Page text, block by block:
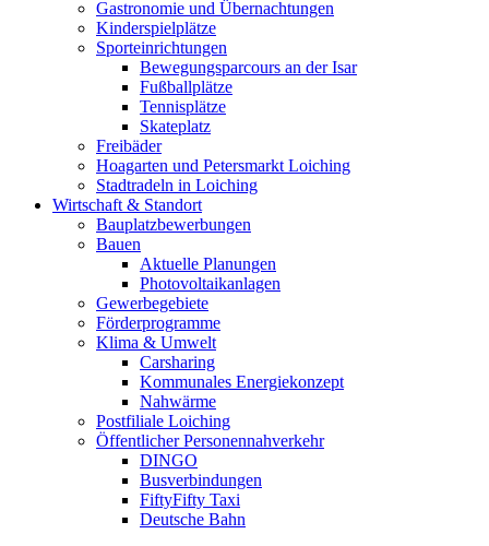
Gastronomie und Übernachtungen
Kinderspielplätze
Sporteinrichtungen
Bewegungsparcours an der Isar
Fußballplätze
Tennisplätze
Skateplatz
Freibäder
Hoagarten und Petersmarkt Loiching
Stadtradeln in Loiching
Wirtschaft & Standort
Bauplatzbewerbungen
Bauen
Aktuelle Planungen
Photovoltaikanlagen
Gewerbegebiete
Förderprogramme
Klima & Umwelt
Carsharing
Kommunales Energiekonzept
Nahwärme
Postfiliale Loiching
Öffentlicher Personennahverkehr
DINGO
Busverbindungen
FiftyFifty Taxi
Deutsche Bahn